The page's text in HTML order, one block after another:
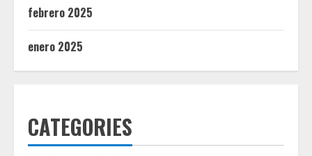
febrero 2025
enero 2025
CATEGORIES